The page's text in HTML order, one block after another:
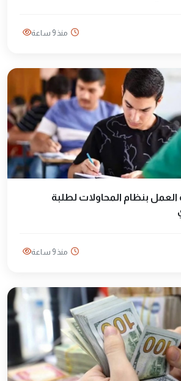
منذ 9 ساعة
العمل بنظام المحاولات لطلبة
منذ 9 ساعة